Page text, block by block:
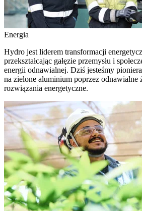
Energia
Hydro jest liderem transformacji
przekształcając gałęzie przemysłu i
energii odnawialnej. Dziś jesteśmy
na zielone aluminium poprzez odnawialne
rozwiązania energetyczne.